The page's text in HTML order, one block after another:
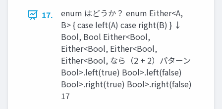
17.
enum はどうか？ enum Either<A,
B> { case left(A) case right(B) } ↓
Bool, Bool Either<Bool,
Either<Bool, Either<Bool,
Either<Bool, なら（2 + 2）パターン
Bool>.left(true) Bool>.left(false)
Bool>.right(true) Bool>.right(false)
17